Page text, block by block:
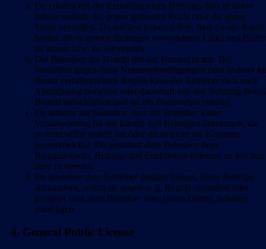
Du erklärst mit der Erstellung eines Beitrags, dass er keine
Inhalte enthält, die gegen geltendes Recht oder die guten
Sitten verstoßen. Du erklärst insbesondere, dass du das Recht
besitzt, die in deinen Beiträgen verwendeten Links und Bilder
zu setzen bzw. zu verwenden.
Der Betreiber des Boards übt das Hausrecht aus. Bei
Verstößen gegen diese Nutzungsbedingungen oder anderer im
Board veröffentlichten Regeln kann der Betreiber dich nach
Abmahnung zeitweise oder dauerhaft von der Nutzung dieses
Boards ausschließen und dir ein Hausverbot erteilen.
Du nimmst zur Kenntnis, dass der Betreiber keine
Verantwortung für die Inhalte von Beiträgen übernimmt, die
er nicht selbst erstellt hat oder die er nicht zur Kenntnis
genommen hat. Du gestattest dem Betreiber, dein
Benutzerkonto, Beiträge und Funktionen jederzeit zu löschen
oder zu sperren.
Du gestattest dem Betreiber darüber hinaus, deine Beiträge
abzuändern, sofern sie gegen o. g. Regeln verstoßen oder
geeignet sind, dem Betreiber oder einem Dritten Schaden
zuzufügen.
4. General Public License